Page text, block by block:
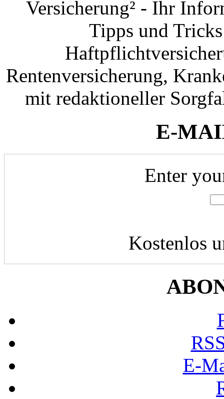
Versicherung² - Ihr
Tipps und
Rentenversicherung,
mit redaktioneller
E-
Enter
Kostenlos
E-